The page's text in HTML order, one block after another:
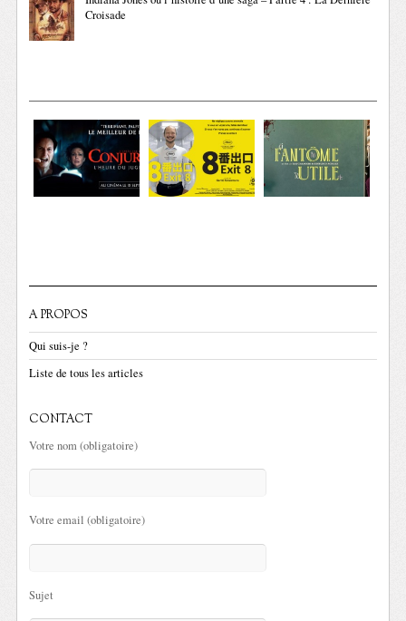
Croisade
A PROPOS
Qui suis-je ?
Liste de tous les articles
CONTACT
Votre nom (obligatoire)
Votre email (obligatoire)
Sujet